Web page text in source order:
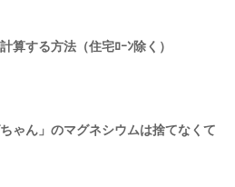
算する方法（住宅ﾛｰﾝ除く）
ちゃん」のマグネシウムは捨てなくて